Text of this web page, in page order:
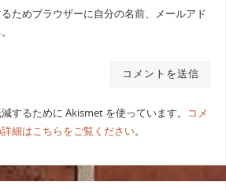
ためブラウザーに自分の名前、メールアド
するために Akismet を使っています。
コメ
細はこちらをご覧ください。